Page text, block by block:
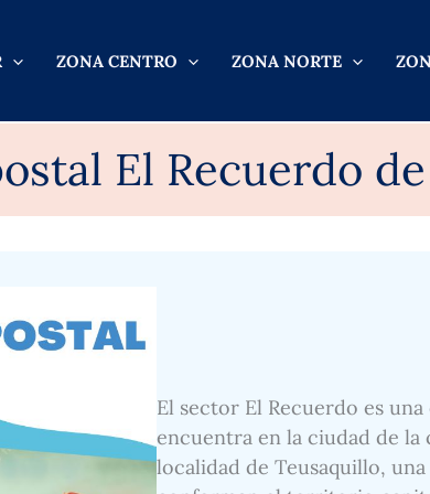
ZONA CENTRO ZONA NORTE
El Recuerdo
El sector El Recuerdo es
encuentra en la ciudad de la
localidad de Teusaquillo,